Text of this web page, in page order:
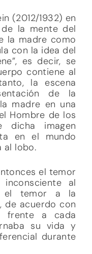
(2012/1932) en
la mente del
la madre como
con la idea del
es decir, se
contiene al
la escena
de la
madre en una
Hombre de los
dicha imagen
en el mundo
al lobo.
el temor
al
el temor a la
de acuerdo con
frente a cada
su vida y
durante